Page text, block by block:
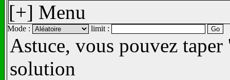
[+] Menu
Mode : limit :
Astuce, vous pouvez
solution